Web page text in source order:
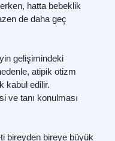
hatta bebeklik
de daha geç
gelişimindeki
atipik otizm
kabul edilir.
ve tanı konulması
bireyden bireye büyük